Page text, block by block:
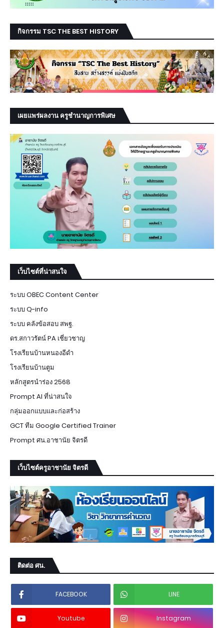
กิจกรรม TSC THE BEST HISTORY
เผยแพร่ผลงาน ครูชำนาญการพิเศษ
เว็บไซต์ที่น่าสนใจ
ระบบ OBEC Content Center
ระบบ Q-info
ระบบ คลังข้อสอบ สพฐ.
ดร.สกาวรัตน์ PA เชี่ยวชาญ
โรงเรียนบ้านหนองอีดำ
โรงเรียนบ้านตูม
หลักสูตรนำร่อง 2568
Prompt AI ที่น่าสนใจ
กลุ่มออกแบบและก่อสร้าง
GCT ทีม Google Certified Trainer
Prompt ศน.อาชานัย จิตรดี
เว็บไซต์ครูอาชานัย จิตรดี
ติดต่อ ศน.
FACEBOOK LINE
Youtube Instagram